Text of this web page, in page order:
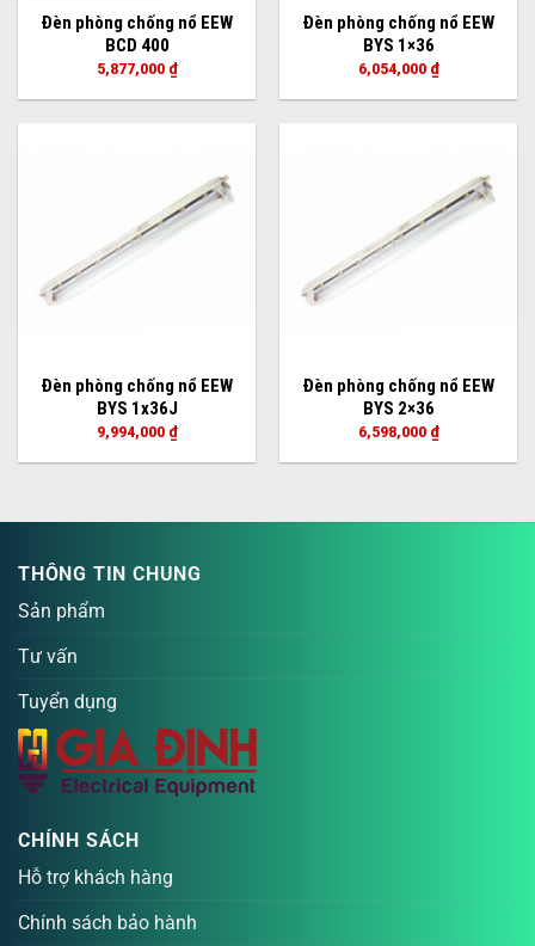
Đèn phòng chống nổ EEW
BCD 400
5,877,000 ₫
Đèn phòng chống nổ EEW
BYS 1×36
6,054,000 ₫
Đèn phòng chống nổ EEW
BYS 1x36J
9,994,000 ₫
Đèn phòng chống nổ EEW
BYS 2×36
6,598,000 ₫
THÔNG TIN CHUNG
Sản phẩm
Tư vấn
Tuyển dụng
CHÍNH SÁCH
Hỗ trợ khách hàng
Chính sách bảo hành